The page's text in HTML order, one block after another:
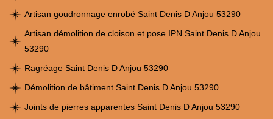
Artisan goudronnage enrobé Saint Denis D Anjou 53290
Artisan démolition de cloison et pose IPN Saint Denis D Anjou
53290
Ragréage Saint Denis D Anjou 53290
Démolition de bâtiment Saint Denis D Anjou 53290
Joints de pierres apparentes Saint Denis D Anjou 53290